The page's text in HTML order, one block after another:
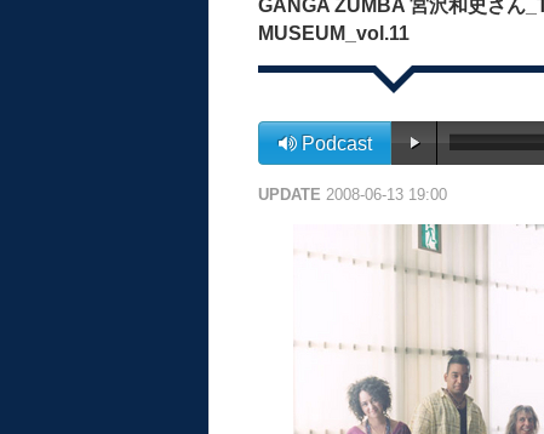
GANGA ZUMBA 宮沢和史さん
MUSEUM_vol.11
Podcast
UPDATE 2008-06-13 19:00